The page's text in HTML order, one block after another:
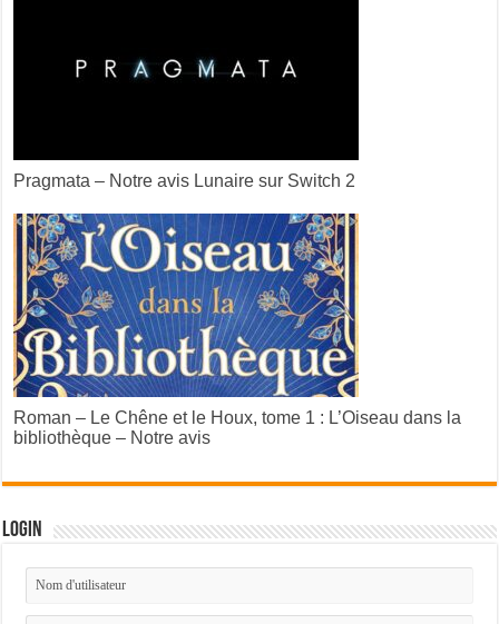
Pragmata – Notre avis Lunaire sur Switch 2
Roman – Le Chêne et le Houx, tome 1 : L’Oiseau dans la
bibliothèque – Notre avis
Login